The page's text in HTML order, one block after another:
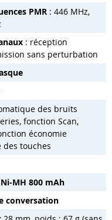
PMR : 446 MHz,
: réception
sans perturbation
des bruits
fonction Scan,
économie
touches
MH 800 mAh
conversation